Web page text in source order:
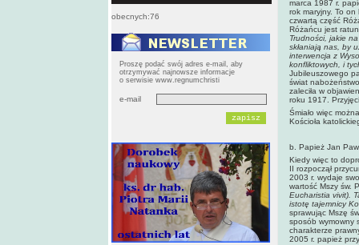
obecnych:76
Proszę podać swój adres e-mail, aby
otrzymywać najnowsze informacje
o serwisie www.regnumchristi
e-mail
marca 1987 r.
rok maryjny. To
czwartą część
Różańcu jest
Trudności, jakie
skłaniają nas, by
interwencja z
konfliktowych, i
Jubileuszowego
świat
zaleciła w
roku 1917.
Śmiało więc
Kościoła
b. Papież Jan
Kiedy więc to
II rozpoczął
2003 r. wydaje
wartość Mszy św.
Eucharistia vivit).
istotę tajemnicy
sprawując Mszę
sposób wymowny
charakterze
2005 r. papież